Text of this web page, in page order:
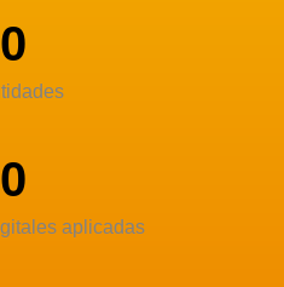
0
aplicadas
0